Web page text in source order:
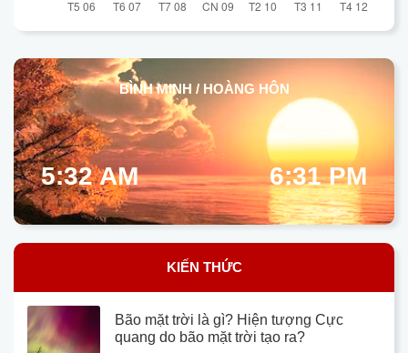
BÌNH MINH / HOÀNG HÔN
5:32 AM 6:31 PM
KIẾN THỨC
Bão mặt trời là gì? Hiện tượng Cực
quang do bão mặt trời tạo ra?